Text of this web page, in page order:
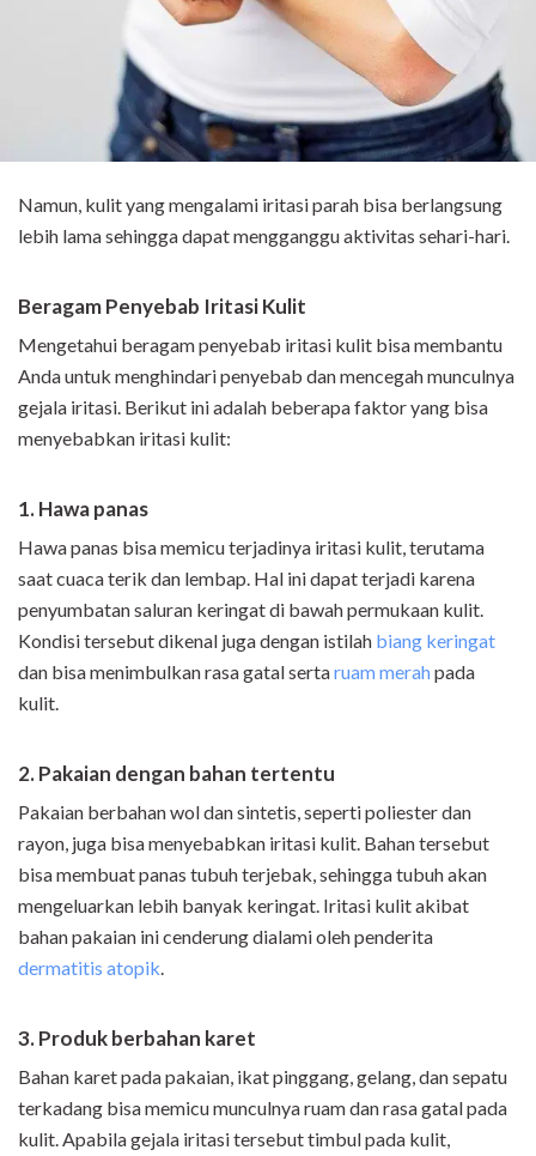
Namun, kulit yang mengalami iritasi parah bisa berlangsung
lebih lama sehingga dapat mengganggu aktivitas sehari-hari.
Beragam Penyebab Iritasi Kulit
Mengetahui beragam penyebab iritasi kulit bisa membantu
Anda untuk menghindari penyebab dan mencegah munculnya
gejala iritasi. Berikut ini adalah beberapa faktor yang bisa
menyebabkan iritasi kulit:
1. Hawa panas
Hawa panas bisa memicu terjadinya iritasi kulit, terutama
saat cuaca terik dan lembap. Hal ini dapat terjadi karena
penyumbatan saluran keringat di bawah permukaan kulit.
Kondisi tersebut dikenal juga dengan istilah biang keringat
dan bisa menimbulkan rasa gatal sertaruam merahpada
kulit.
2. Pakaian dengan bahan tertentu
Pakaian berbahan wol dan sintetis, seperti poliester dan
rayon, juga bisa menyebabkan iritasi kulit. Bahan tersebut
bisa membuat panas tubuh terjebak, sehingga tubuh akan
mengeluarkan lebih banyak keringat. Iritasi kulit akibat
bahan pakaian ini cenderung dialami oleh penderita
dermatitis atopik
3. Produk berbahan karet
Bahan karet pada pakaian, ikat pinggang, gelang, dan sepatu
terkadang bisa memicu munculnya ruam dan rasa gatal pada
kulit. Apabila gejala iritasi tersebut timbul pada kulit,